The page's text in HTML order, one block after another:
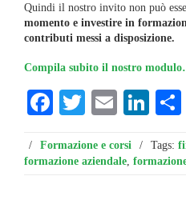
Quindi il nostro invito non può
momento e investire in
contributi messi a disposizione.
Compila subito il nostro
Facebook
Twitter
Email
/ Formazione e corsi / Tags:
formazione aziendale